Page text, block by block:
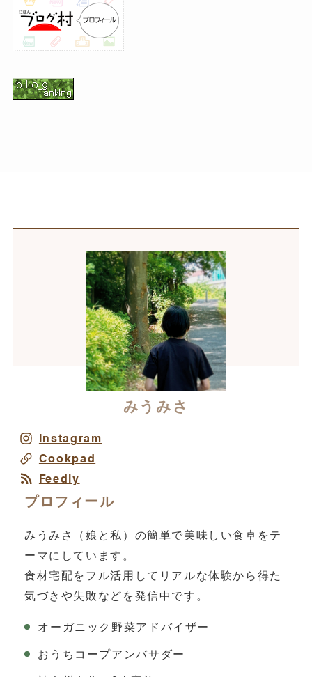
みうみさ
Instagram
Cookpad
Feedly
プロフィール
みうみさ（娘と私）の簡単で美味しい食卓をテ
ーマにしています。
食材宅配をフル活用してリアルな体験から得た
気づきや失敗などを発信中です。
オーガニック野菜アドバイザー
おうちコープアンバサダー